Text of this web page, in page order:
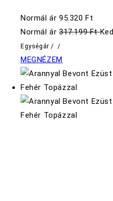
Normál ár 95.320 Ft
Normál ár 317.199 Ft
Egységár / /
MEGNÉZEM